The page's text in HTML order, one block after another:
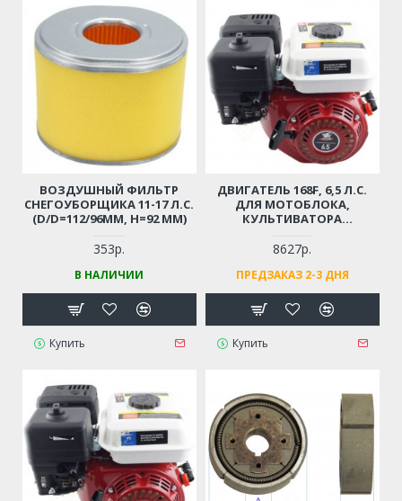
ВОЗДУШНЫЙ ФИЛЬТР
СНЕГОУБОРЩИКА 11-17 Л.С.
(D/D=112/96ММ, Н=92 ММ)
353р.
В НАЛИЧИИ
Купить
ДВИГАТЕЛЬ 168F, 6,5 Л.С.
ДЛЯ МОТОБЛОКА,
КУЛЬТИВАТОРА
СНЕГОУБОРЩИКА (ВАЛ - 19
ММ, ШПОНКА; С ДАТЧИКОМ
УРОВНЯ МАСЛА! СТАЛЬНОЙ
РАСПРЕДВАЛ!)
8627р.
ПРЕДЗАКАЗ 2-3 ДНЯ
Купить